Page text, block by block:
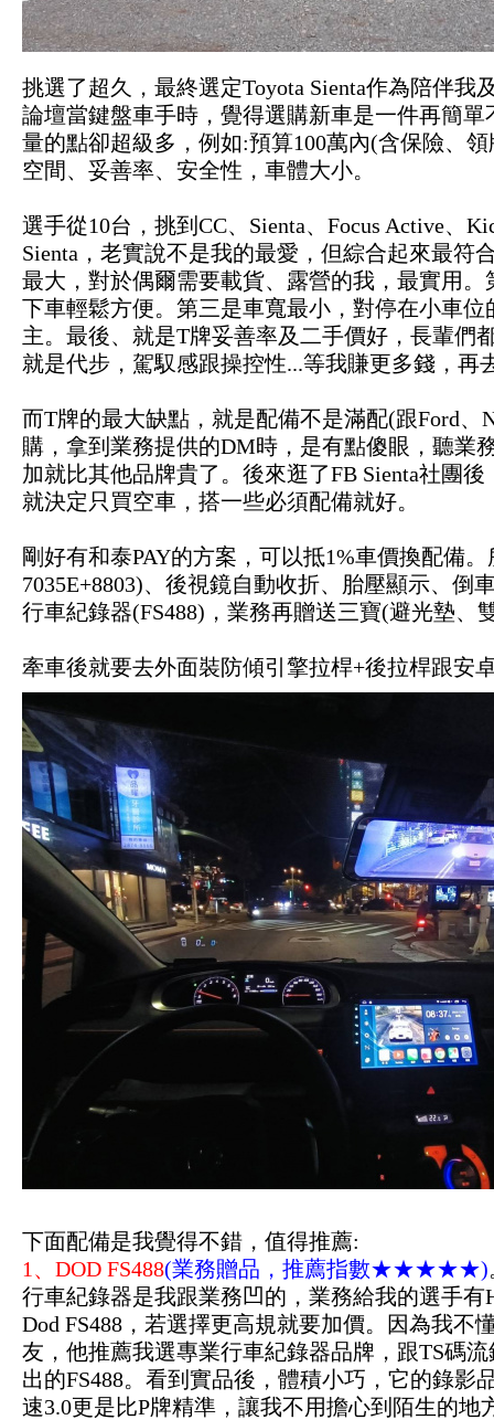
挑選了超久，最終選定Toyota Sienta作為陪伴我
論壇當鍵盤車手時，覺得選購新車是一件再簡
量的點卻超級多，例如:預算100萬內(含保險、
空間、妥善率、安全性，車體大小。
選手從10台，挑到CC、Sienta、Focus Active、
Sienta，老實說不是我的最愛，但綜合起來最符
最大，對於偶爾需要載貨、露營的我，最實用。
下車輕鬆方便。第三是車寬最小，對停在小車
主。最後、就是T牌妥善率及二手價好，長輩們
就是代步，駕馭感跟操控性...等我賺更多錢，再
而T牌的最大缺點，就是配備不是滿配(跟Ford、
購，拿到業務提供的DM時，是有點傻眼，聽業
加就比其他品牌貴了。後來逛了FB Sienta社團
就決定只買空車，搭一些必須配備就好。
剛好有和泰PAY的方案，可以抵1%車價換配備
7035E+8803)、後視鏡自動收折、胎壓顯示、倒
行車紀錄器(FS488)，業務再贈送三寶(避光墊、
牽車後就要去外面裝防傾引擎拉桿+後拉桿跟安
下面配備是我覺得不錯，值得推薦:
1、DOD FS488(業務贈品，推薦指數★★★★★)
行車紀錄器是我跟業務凹的，業務給我的選手有
Dod FS488，若選擇更高規就要加價。因為我不
友，他推薦我選專業行車紀錄器品牌，跟TS碼
出的FS488。看到實品後，體積小巧，它的錄影
速3.0更是比P牌精準，讓我不用擔心到陌生的地